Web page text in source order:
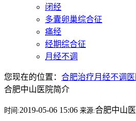
闭经
多囊卵巢综合征
痛经
经期综合征
月经不调
您现在的位置： 合肥治疗月经不调
合肥中山医院简介
时间:2019-05-06 15:06 来源:合肥中山